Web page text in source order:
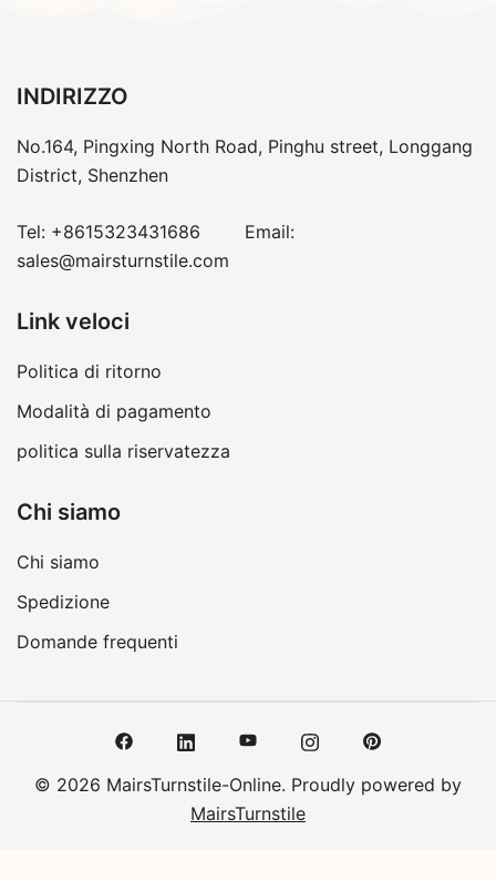
INDIRIZZO
No.164, Pingxing North Road, Pinghu street, Longgang
District, Shenzhen
Tel: +8615323431686 Email:
sales@mairsturnstile.com
Link veloci
Politica di ritorno
Modalità di pagamento
politica sulla riservatezza
Chi siamo
Chi siamo
Spedizione
Domande frequenti
© 2026 MairsTurnstile-Online. Proudly powered by
MairsTurnstile